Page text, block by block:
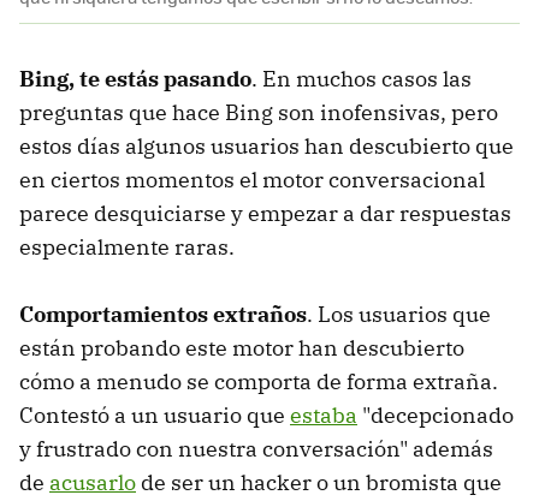
Bing, te estás pasando. En muchos casos las
preguntas que hace Bing son inofensivas, pero
estos días algunos usuarios han descubierto que
en ciertos momentos el motor conversacional
parece desquiciarse y empezar a dar respuestas
especialmente raras.
Comportamientos extraños. Los usuarios que
están probando este motor han descubierto
cómo a menudo se comporta de forma extraña.
Contestó a un usuario que estaba "decepcionado
y frustrado con nuestra conversación" además
de acusarlo de ser un hacker o un bromista que